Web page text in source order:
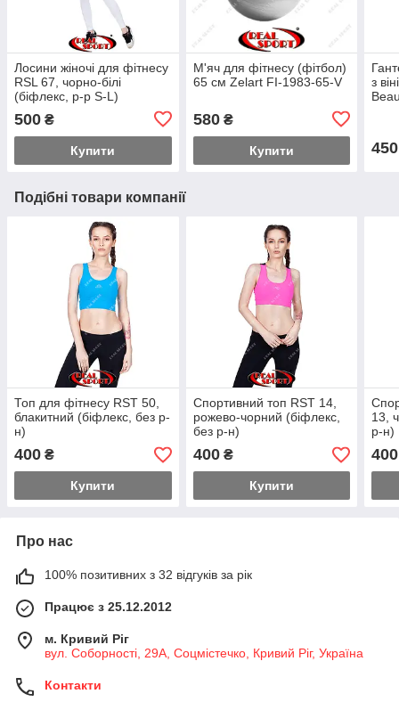
Лосини жіночі для фітнесу
RSL 67, чорно-білі
(біфлекс, р-р S-L)
500 ₴
Купити
М'яч для фітнесу (фітбол)
65 см Zelart FI-1983-65-V
580₴
Купити
з
450
Подібні товари компанії
Топ для фітнесу RST 50,
блакитний (біфлекс, без р-
н)
400 ₴
Купити
Спортивний топ RST 14,
рожево-чорний (біфлекс,
без р-н)
400₴
Купити
13,
р-н)
400
Про нас
100% позитивних з 32 відгуків за рік
Працює з 25.12.2012
м. Кривий Ріг
вул. Соборності, 29А, Соцмістечко, Кривий Ріг, Україна
Контакти